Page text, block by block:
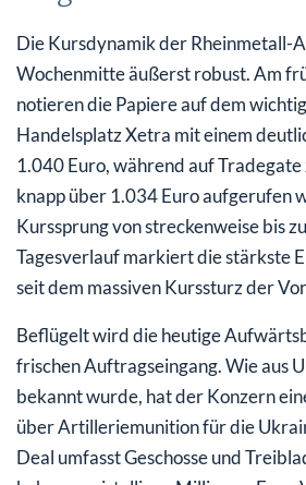
Die Kursdynamik der Rheinmetall-
Wochenmitte äußerst robust. Am
notieren die Papiere auf dem
Handelsplatz Xetra mit einem
1.040 Euro, während auf
knapp über 1.034 Euro aufgerufen
Kurssprung von streckenweise bis
Tagesverlauf markiert die stärkste
seit dem massiven Kurssturz der
Beflügelt wird die heutige
frischen Auftragseingang. Wie aus
bekannt wurde, hat der Konzern
über Artilleriemunition für die
Deal umfasst Geschosse und